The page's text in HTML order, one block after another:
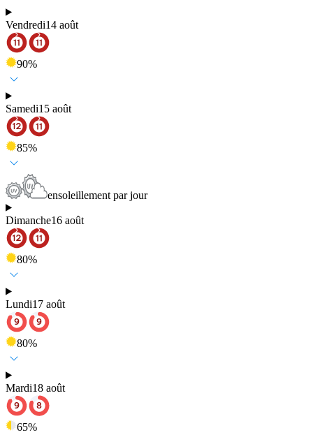
Vendredi14 août
90%
Samedi15 août
85%
ensoleillement par jour
Dimanche16 août
80%
Lundi17 août
80%
Mardi18 août
65%